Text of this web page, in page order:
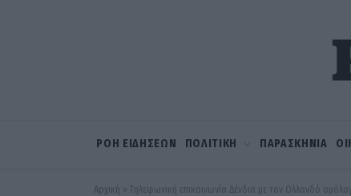
ΡΟΗ ΕΙΔΗΣΕΩΝ ΠΟΛΙΤΙΚΗ ΠΑΡΑΣΚΗΝΙΑ
Αρχική » Τηλεφωνική επικοινωνία Δένδια με τον Ολλανδό